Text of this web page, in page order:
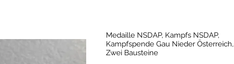
Medaille NSDAP, Kampfs NSDAP,
Kampfspende Gau Nieder Österreich,
Zwei Bausteine